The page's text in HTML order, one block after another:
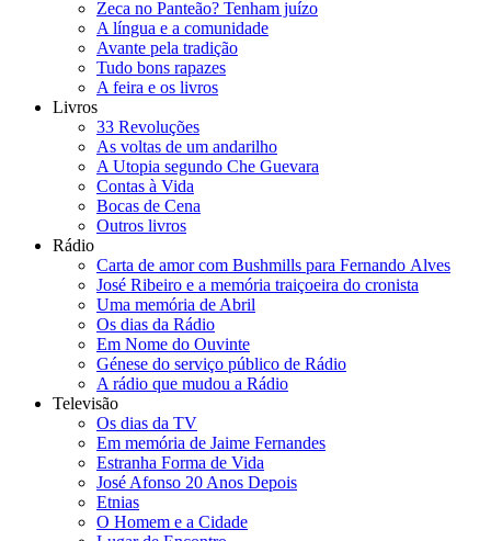
Zeca no Panteão? Tenham juízo
A língua e a comunidade
Avante pela tradição
Tudo bons rapazes
A feira e os livros
Livros
33 Revoluções
As voltas de um andarilho
A Utopia segundo Che Guevara
Contas à Vida
Bocas de Cena
Outros livros
Rádio
Carta de amor com Bushmills para Fernando Alves
José Ribeiro e a memória traiçoeira do cronista
Uma memória de Abril
Os dias da Rádio
Em Nome do Ouvinte
Génese do serviço público de Rádio
A rádio que mudou a Rádio
Televisão
Os dias da TV
Em memória de Jaime Fernandes
Estranha Forma de Vida
José Afonso 20 Anos Depois
Etnias
O Homem e a Cidade